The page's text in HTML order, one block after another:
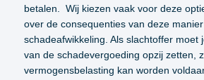
betalen. Wij kiezen vaak voor deze
over de consequenties van deze
schadeafwikkeling. Als slachtoffer moet
van de schadevergoeding opzij zetten,
vermogensbelasting kan worden